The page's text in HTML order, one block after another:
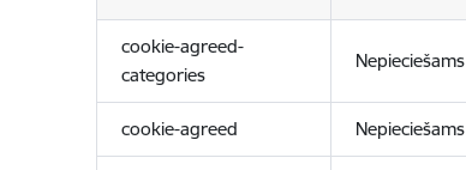
cookie-agreed-
categories
Nepieciešams
cookie-agreed Nepieciešams